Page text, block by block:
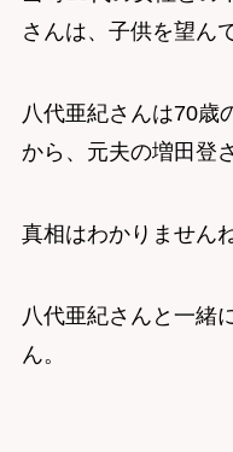
さんは、子供を望ん
八代亜紀さんは70歳
から、元夫の増田登
真相はわかりませんね
八代亜紀さんと一緒
ん。